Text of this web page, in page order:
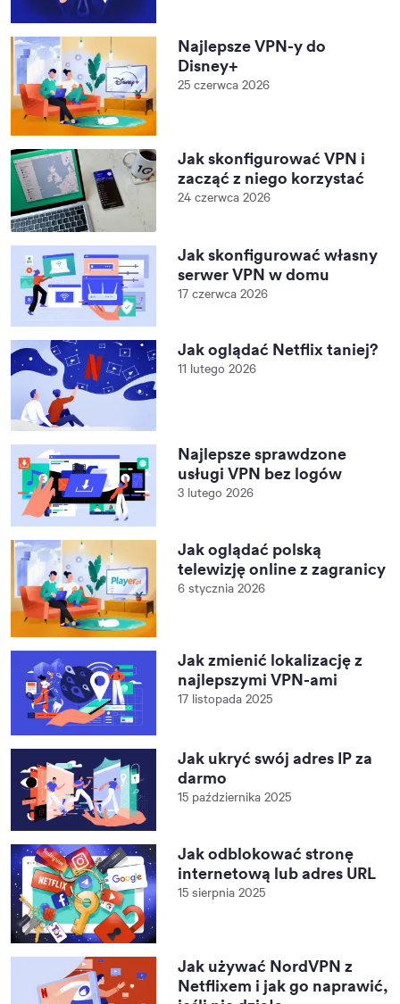
Najlepsze VPN-y do
Disney+
25 czerwca 2026
Jak skonfigurować VPN i
zacząć z niego korzystać
24 czerwca 2026
Jak skonfigurować własny
serwer VPN w domu
17 czerwca 2026
Jak oglądać Netflix taniej?
11 lutego 2026
Najlepsze sprawdzone
usługi VPN bez logów
3 lutego 2026
Jak oglądać polską
telewizję online z zagranicy
6 stycznia 2026
Jak zmienić lokalizację z
najlepszymi VPN-ami
17 listopada 2025
Jak ukryć swój adres IP za
darmo
15 października 2025
Jak odblokować stronę
internetową lub adres URL
15 sierpnia 2025
Jak używać NordVPN z
Netflixem i jak go naprawić,